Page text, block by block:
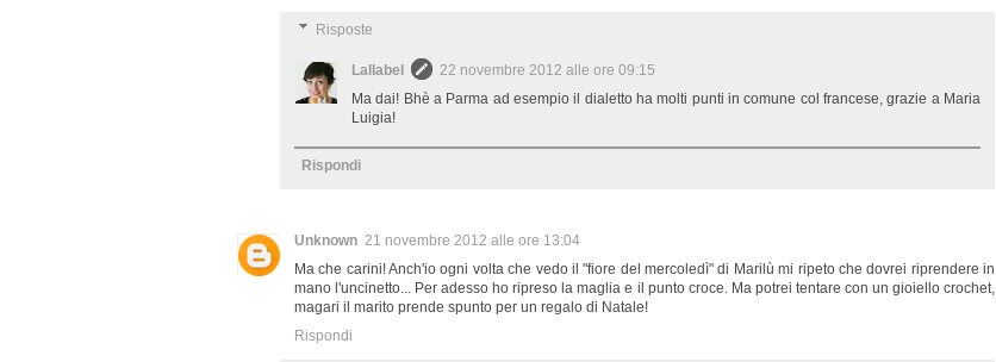
Risposte
Lallabel
22 novembre 2012 alle ore 09:15
Ma dai! Bhè a Parma ad esempio il dialetto ha molti punti in comune col francese, grazie a Maria
Luigia!
Rispondi
Unknown 21 novembre 2012 alle ore 13:04
Ma che carini! Anch'io ogni volta che vedo il "fiore del mercoledì" di Marilù mi ripeto che dovrei riprendere in
mano l'uncinetto... Per adesso ho ripreso la maglia e il punto croce. Ma potrei tentare con un gioiello crochet,
magari il marito prende spunto per un regalo di Natale!
Rispondi